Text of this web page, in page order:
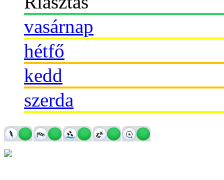
vasárnap
hétfő
kedd
szerda